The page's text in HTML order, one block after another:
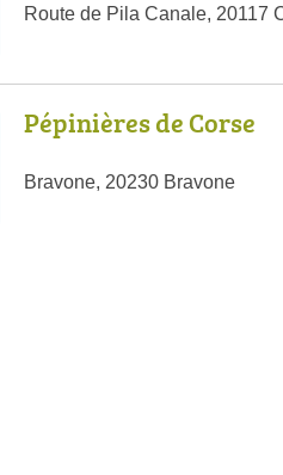
Route de Pila Canale, 20117
Pépinières de Corse
Bravone, 20230 Bravone